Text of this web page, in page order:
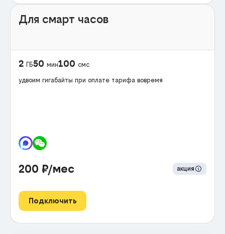
Для смарт часов
2 ГБ50 мин100 смс
удвоим гигабайты при оплате тарифа вовремя
200 ₽/мес акция
Подключить